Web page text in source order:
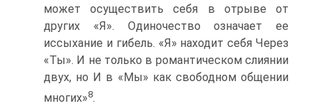
может осуществить себя в отрыве от
других «Я». Одиночество означает ее
иссыхание и гибель. «Я» находит себя Через
«Ты». И не только в романтическом слиянии
двух, но И в «Мы» как свободном общении
многих»8.